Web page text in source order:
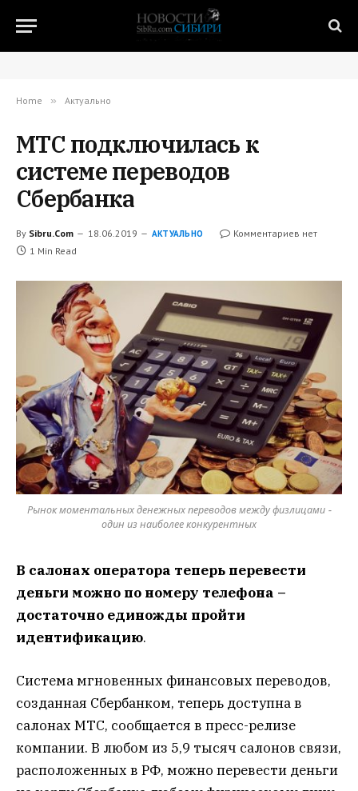
Home » Актуально
МТС подключилась к
системе переводов
Сбербанка
By Sibru.Com 18.06.2019 АКТУАЛЬНО
Комментариев нет
1 Min Read
Рынок моментальных денежных переводов между физлицами -
один из наиболее конкурентных
В салонах оператора теперь перевести
деньги можно по номеру телефона –
достаточно единожды пройти
идентификацию.
Система мгновенных финансовых переводов,
созданная Сбербанком, теперь доступна в
салонах МТС, сообщается в пресс-релизе
компании. В любом из 5,9 тысяч салонов связи,
расположенных в РФ, можно перевести деньги